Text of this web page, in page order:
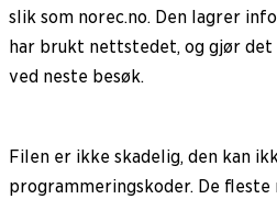
slik som norec.no. Den lagrer
har brukt nettstedet, og gjør det
ved neste besøk.
Filen er ikke skadelig, den kan
programmeringskoder. De